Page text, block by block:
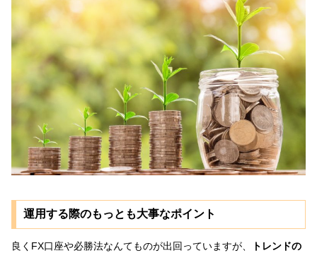
運用する際のもっとも大事なポイント
良くFX口座や必勝法なんてものが出回っていますが、
トレンドの